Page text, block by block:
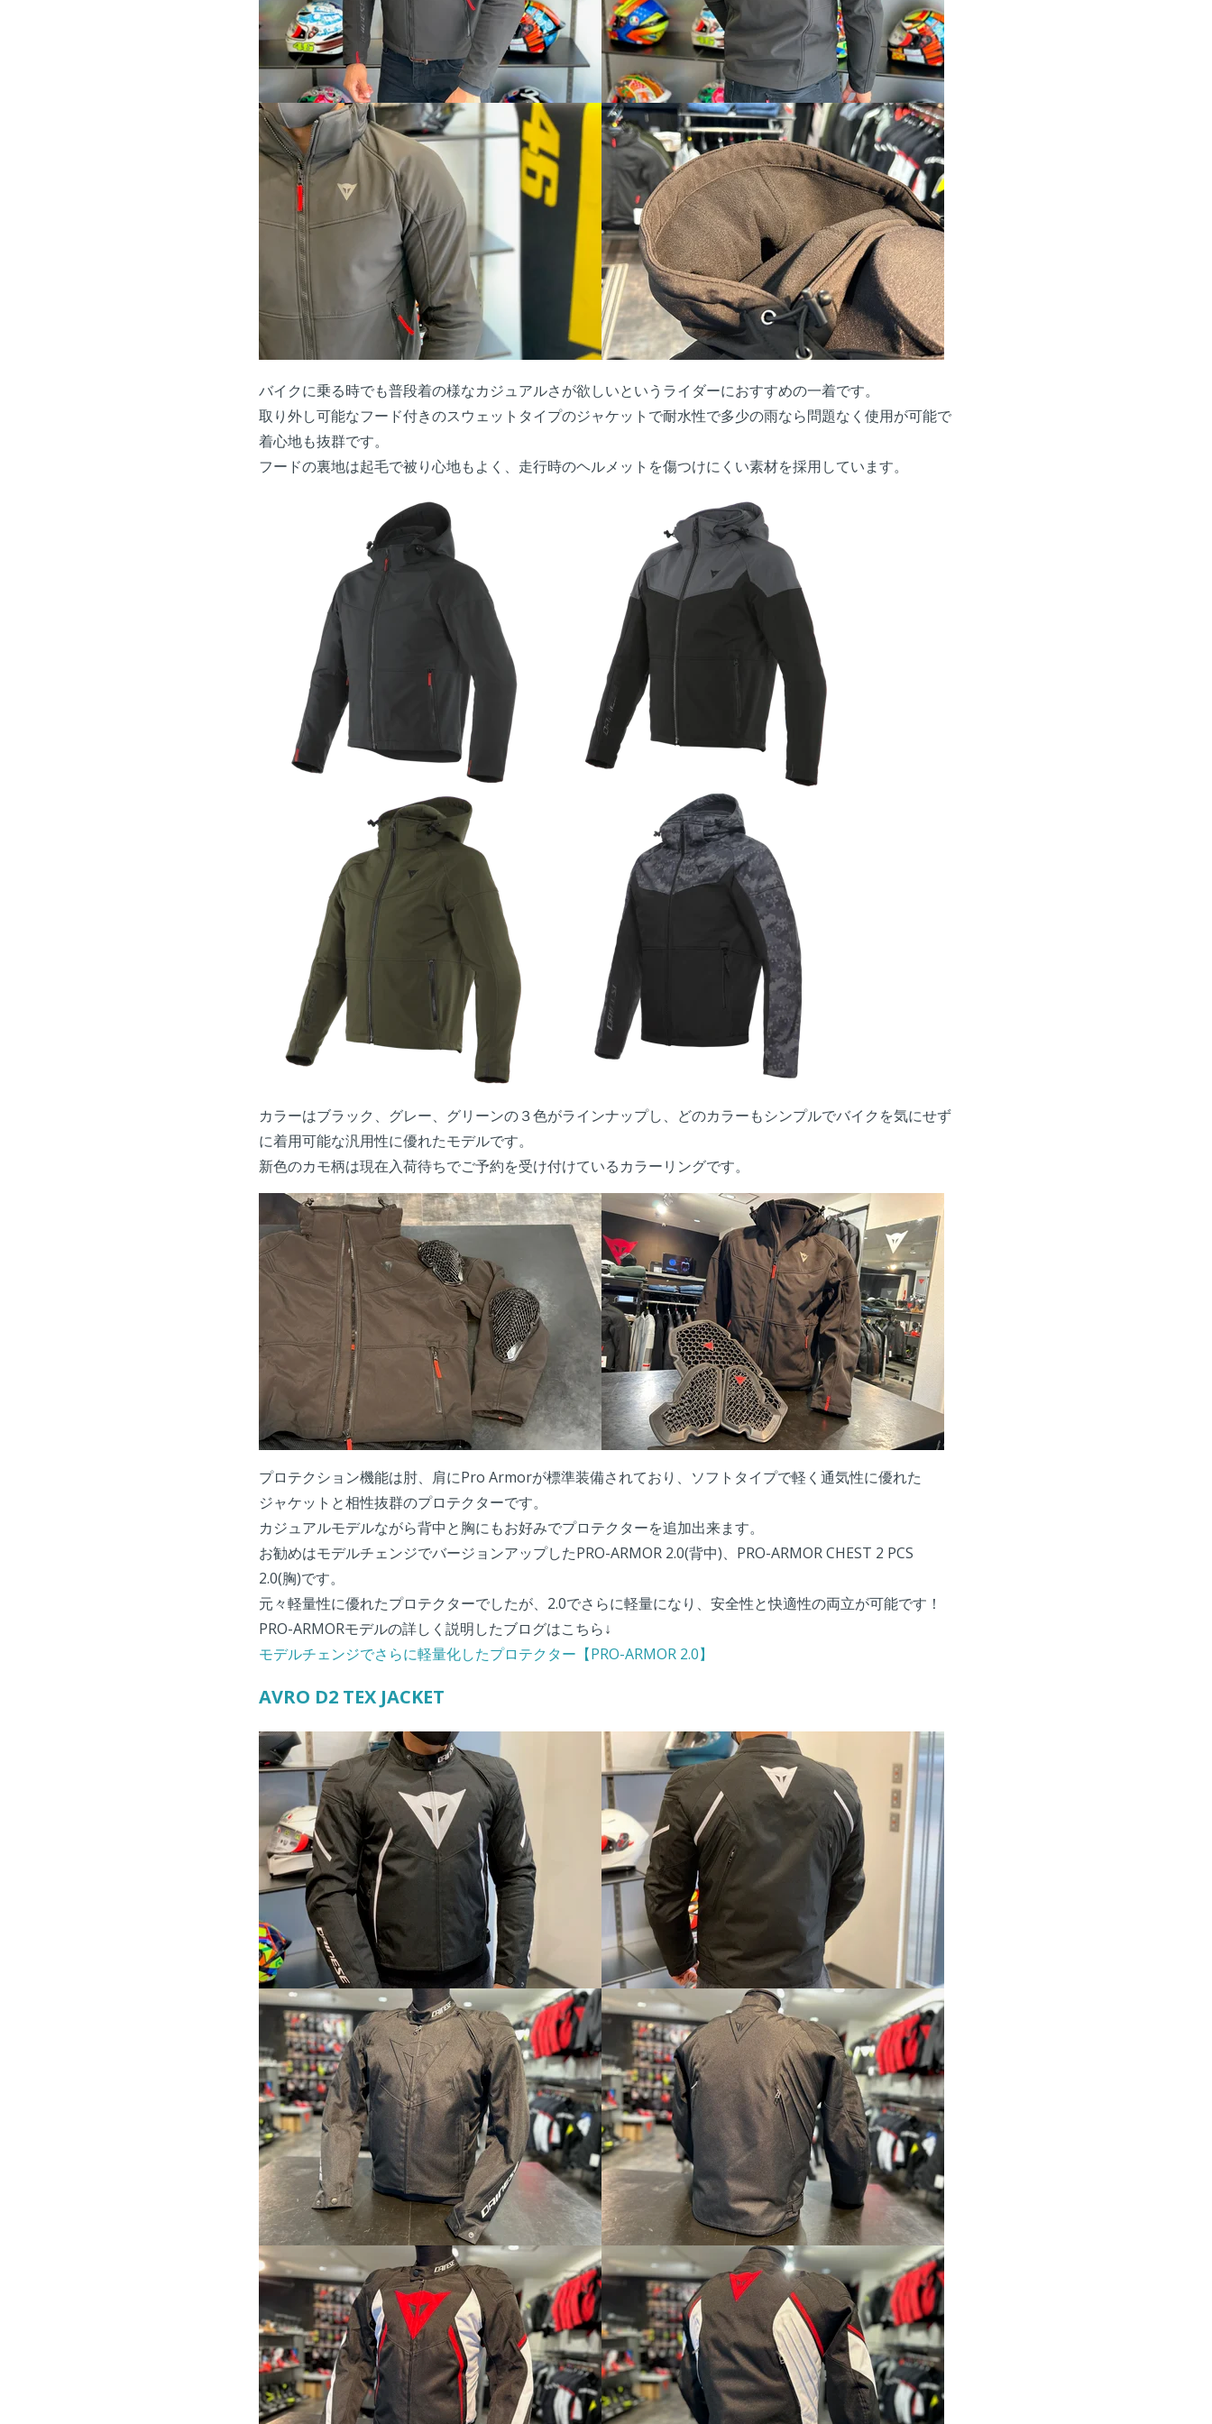
バイクに乗る時でも普段着の様なカジュアルさが欲しいというライダーにおすすめの一着です。
取り外し可能なフード付きのスウェットタイプのジャケットで耐水性で多少の雨なら問題なく使用が可能で
着心地も抜群です。
フードの裏地は起毛で被り心地もよく、走行時のヘルメットを傷つけにくい素材を採用しています。
カラーはブラック、グレー、グリーンの３色がラインナップし、どのカラーもシンプルでバイクを気にせず
に着用可能な汎用性に優れたモデルです。
新色のカモ柄は現在入荷待ちでご予約を受け付けているカラーリングです。
プロテクション機能は肘、肩にPro Armorが標準装備されており、ソフトタイプで軽く通気性に優れた
ジャケットと相性抜群のプロテクターです。
カジュアルモデルながら背中と胸にもお好みでプロテクターを追加出来ます。
お勧めはモデルチェンジでバージョンアップしたPRO-ARMOR 2.0(背中)、PRO-ARMOR CHEST 2 PCS
2.0(胸)です。
元々軽量性に優れたプロテクターでしたが、2.0でさらに軽量になり、安全性と快適性の両立が可能です！
PRO-ARMORモデルの詳しく説明したブログはこちら↓
モデルチェンジでさらに軽量化したプロテクター【PRO-ARMOR 2.0】
AVRO D2 TEX JACKET